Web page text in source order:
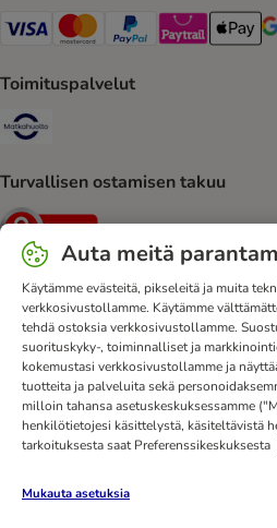
VISA Payment Method
Mastercard Payment Method
Paypal Payment Method
PaytrailApple
Toimituspalvelut
Turvallisen ostamisen takuu
Security
Ota yhteyttä Toimitusehdot
Tietosuoja
Uutiskirje
Peruuta sopimus tästä
bitiba-
Edut
Saavutettavuusseloste
Auta meitä
Käytämme evästeitä, pikseleitä ja muita
verkkosivustollamme. Käytämme
tehdä ostoksia verkkosivustollamme.
suorituskyky-, toiminnalliset ja
kokemustasi verkkosivustollamme ja
tuotteita ja palveluita sekä
milloin tahansa asetuskeskuksessamme
henkilötietojesi käsittelystä, käsiteltävistä
tarkoituksesta saat Preferenssikeskuksesta
Mukauta asetuksia